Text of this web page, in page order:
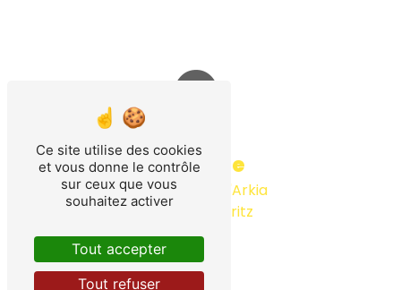
Adresse
64 Impasse d'Arkia
64480 Ustaritz
Ce site utilise des cookies
et vous donne le contrôle
sur ceux que vous
souhaitez activer
Tout accepter
Tout refuser